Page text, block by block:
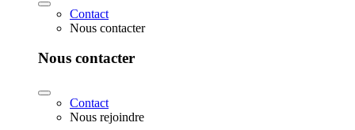
Contact
Nous contacter
Nous contacter
Contact
Nous rejoindre